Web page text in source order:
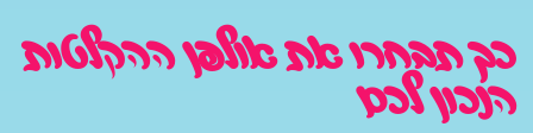
כך תבחרו את אולפן ההקלטות
הנכון לכם